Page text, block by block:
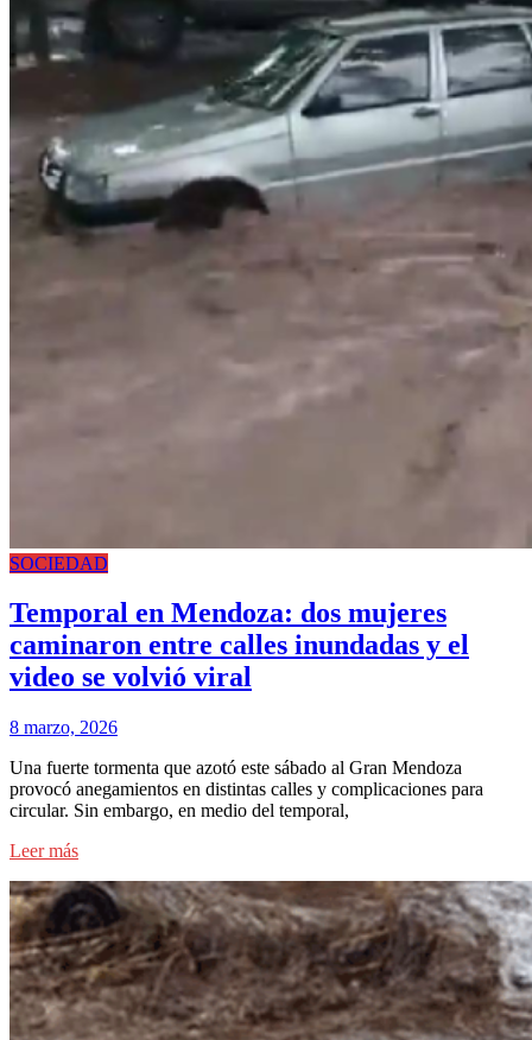
SOCIEDAD
Temporal en Mendoza: dos mujeres
caminaron entre calles inundadas y el
video se volvió viral
8 marzo, 2026
Una fuerte tormenta que azotó este sábado al Gran Mendoza
provocó anegamientos en distintas calles y complicaciones para
circular. Sin embargo, en medio del temporal,
Leer más